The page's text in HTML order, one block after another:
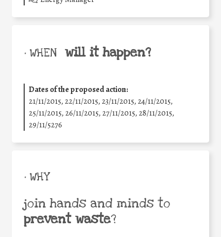
• WHEN will it happen?
Dates of the proposed action:
21/11/2015, 22/11/2015, 23/11/2015, 24/11/2015,
25/11/2015, 26/11/2015, 27/11/2015, 28/11/2015,
29/11/5276
• WHY
join hands and minds to
prevent waste?